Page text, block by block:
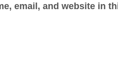
email, and website in